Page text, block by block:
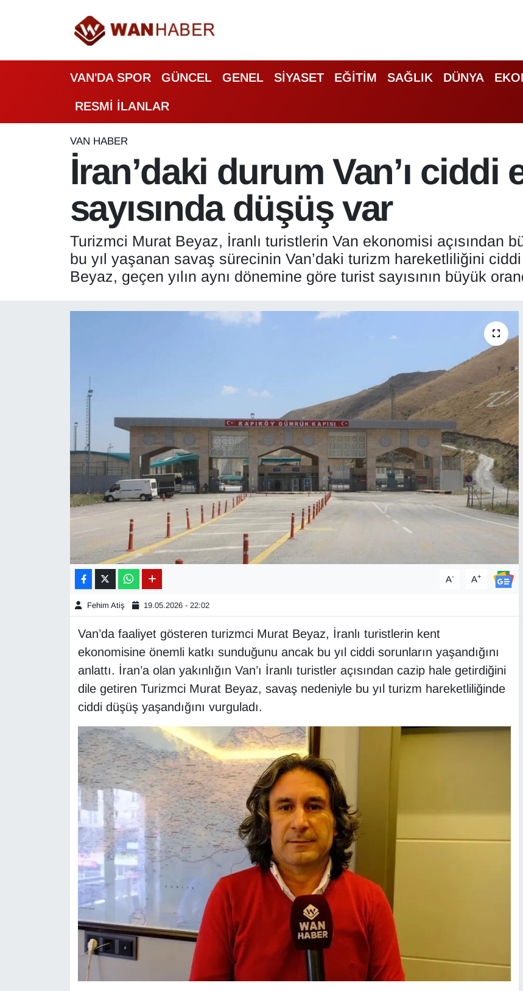
VAN'DA SPOR GÜNCEL GENEL SİYASET EĞİTİM SAĞLIK DÜNYA
RESMİ İLANLAR
VAN HABER
İran’daki durum Van’ı
sayısında düşüş var
Turizmci Murat Beyaz, İranlı turistlerin Van ekonomisi açısından
bu yıl yaşanan savaş sürecinin Van’daki turizm hareketliliğini
Beyaz, geçen yılın aynı dönemine göre turist sayısının büyük
A- A+
Fehim Atiş 19.05.2026 - 22:02
Van’da faaliyet gösteren turizmci Murat Beyaz, İranlı turistlerin kent
ekonomisine önemli katkı sunduğunu ancak bu yıl ciddi sorunların yaşandığını
anlattı. İran’a olan yakınlığın Van’ı İranlı turistler açısından cazip hale getirdiğini
dile getiren Turizmci Murat Beyaz, savaş nedeniyle bu yıl turizm hareketliliğinde
ciddi düşüş yaşandığını vurguladı.
ASAYİŞ
BİLİM VE TEKNOLOJİ
Biyografi
Bölge Haberleri
Deprem
Dernekler, Odalar
En çok konuşulanlar
GENEL
HABERDE İNSAN
Kamu Alımları
Kim Kimdir?
Kültür & Sanat
MAGAZİN
ONE EKONOMİ
Resmi İlanlar
Van Nöbetçi Eczaneler
Van Hava Durumu
Van Namaz Vakitleri
Van Trafik Yoğunluk Haritası
Süper Lig Puan Durumu ve Fikstür
Tüm Manşetler
Son Dakika Haberleri
Haber Arşivi